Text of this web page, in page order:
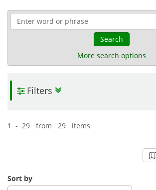
Search
More search options
Filters
1 - 29 from 29 items
Sort by